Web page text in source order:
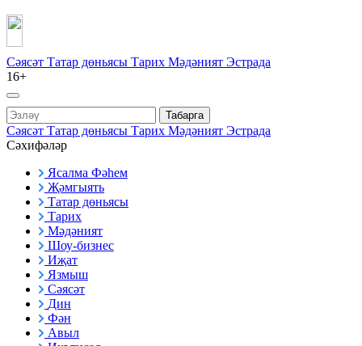
Сәясәт Татар дөньясы Тарих Мәдәният Эстрада
16+
Табарга
Сәясәт Татар дөньясы Тарих Мәдәният Эстрада
Сәхифәләр
Ясалма Фәһем
Җәмгыять
Татар дөньясы
Тарих
Мәдәният
Шоу-бизнес
Иҗат
Язмыш
Сәясәт
Дин
Фән
Авыл